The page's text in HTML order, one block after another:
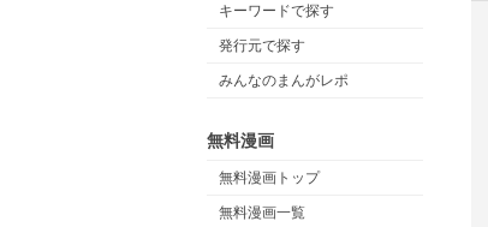
キーワードで探す
発行元で探す
みんなのまんがレポ
無料漫画
無料漫画トップ
無料漫画一覧